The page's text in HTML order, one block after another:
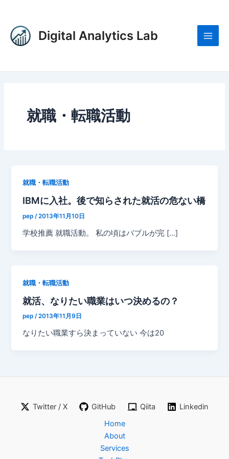
Digital Analytics Lab
就職・転職活動
就職・転職活動
IBMに入社。後で知らされた就活の危ない橋
pep/2013年11月10日
学校推薦 就職活動。 私の頃はバブルが完 […]
就職・転職活動
就活、なりたい職業はいつ決めるの？
pep/2013年11月9日
なりたい職業すら決まっていない 今は20
Twitter / X GitHub Qiita
Linkedin
Home
About
Services